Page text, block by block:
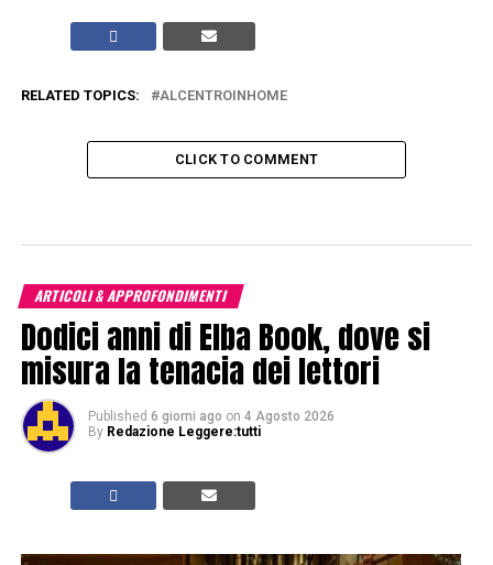
RELATED TOPICS: ALCENTROINHOME
CLICK TO COMMENT
ARTICOLI & APPROFONDIMENTI
Dodici anni di Elba Book, dove si
misura la tenacia dei lettori
Published 6 giorni ago on 4 Agosto 2026
By Redazione Leggere:tutti